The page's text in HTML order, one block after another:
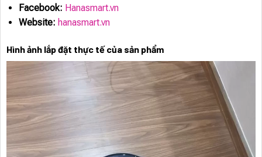
Facebook: Hanasmart.vn
Website: hanasmart.vn
Hình ảnh lắp đặt thực tế của sản phẩm